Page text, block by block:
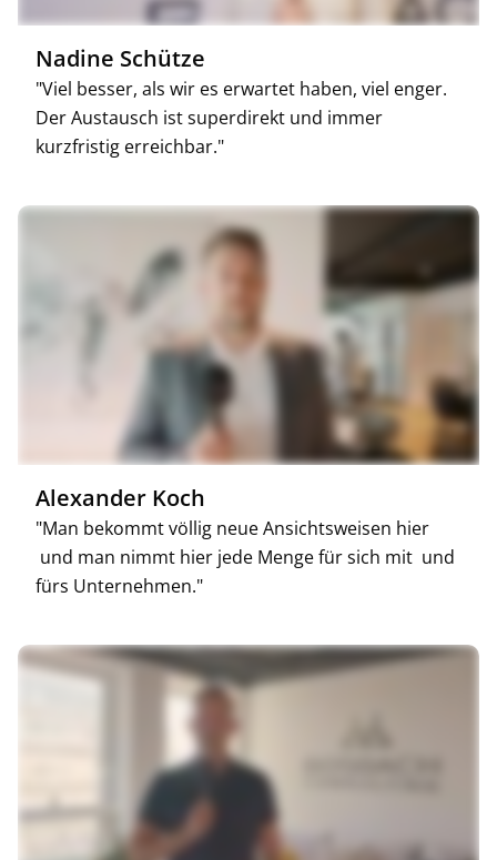
Nadine Schütze
"Viel besser, als wir es erwartet haben, viel enger.
Der Austausch ist superdirekt und immer
kurzfristig erreichbar."
Alexander Koch
"Man bekommt völlig neue Ansichtsweisen hier
und man nimmt hier jede Menge für sich mit und
fürs Unternehmen."